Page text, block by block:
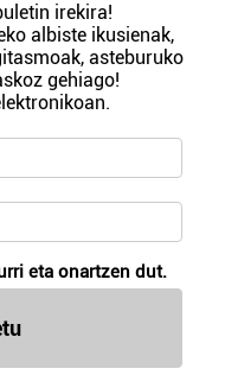
irekira!
albiste ikusienak,
asteburuko
gehiago!
eta onartzen dut.